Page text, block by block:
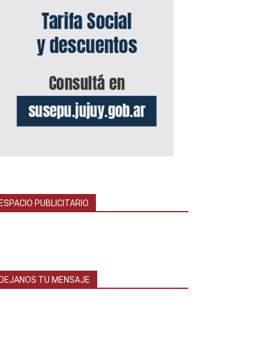
ESPACIO PUBLICITARIO
DEJANOS TU MENSAJE